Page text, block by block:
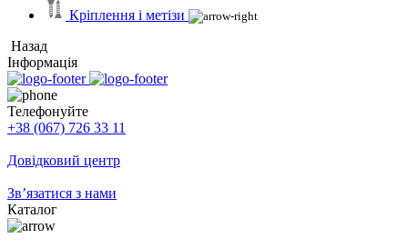
Кріплення і метізи
Назад
Інформація
Телефонуйте
+38 (067) 726 33 11
Довідковий центр
Зв’язатися з нами
Каталог